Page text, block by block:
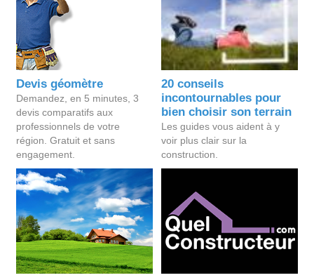
Devis géomètre
Demandez, en 5 minutes, 3
devis comparatifs aux
professionnels de votre
région. Gratuit et sans
engagement.
20 conseils
incontournables pour
bien choisir son terrain
Les guides vous aident à y
voir plus clair sur la
construction.